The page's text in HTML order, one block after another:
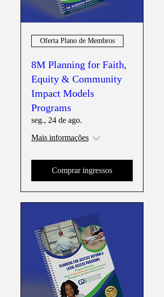
Oferta Plano de Membros
8M Planning for Faith,
Equity & Community
Impact Models
Programs
seg., 24 de ago.
Mais informações
Comprar ingressos